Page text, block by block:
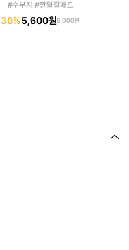
#수부지 #깐달걀패드
30%5,600원8,000원